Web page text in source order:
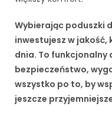
Wybierając poduszki
inwestujesz w
dnia. To funkcjonalny
bezpieczeństwo,
wszystko po to, by
jeszcze